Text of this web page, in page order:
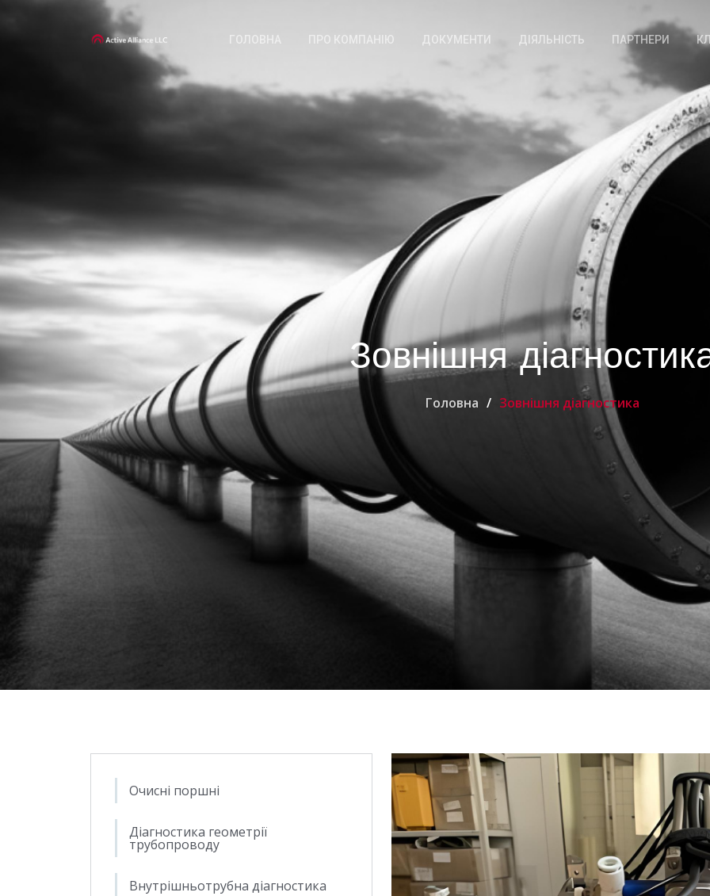
ГОЛОВНА ПРО КОМПАНІЮ ДОКУМЕНТИ ДІЯЛЬНІСТЬ ПАРТНЕРИ
Зовнішня
Головна Зовнішня діагностика
Очисні поршні
Діагностика геометрії
трубопроводу
Внутрішньотрубна діагностика